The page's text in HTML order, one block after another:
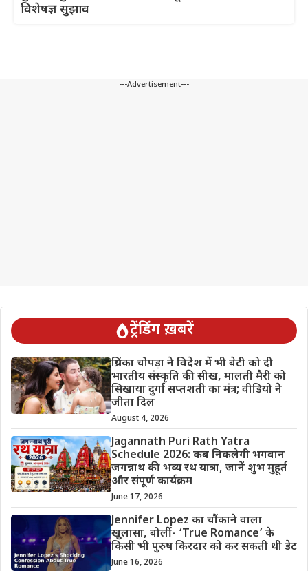
विशेषज्ञ सुझाव
---Advertisement---
ट्रेंडिंग ख़बरें
प्रियंका चोपड़ा ने विदेश में भी बेटी को दी
भारतीय संस्कृति की सीख, मालती मैरी को
सिखाया दुर्गा सप्तशती का मंत्र; वीडियो ने
जीता दिल
August 4, 2026
Jagannath Puri Rath Yatra
Schedule 2026: कब निकलेगी भगवान
जगन्नाथ की भव्य रथ यात्रा, जानें शुभ मुहूर्त
और संपूर्ण कार्यक्रम
June 17, 2026
Jennifer Lopez का चौंकाने वाला
खुलासा, बोलीं- ‘True Romance’ के
किसी भी पुरुष किरदार को कर सकती थी डेट
June 16, 2026